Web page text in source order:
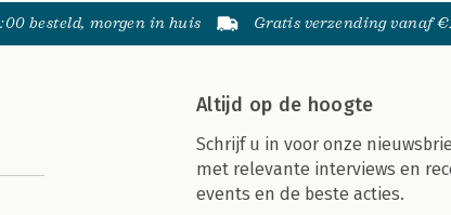
besteld, morgen in huis Gratis verzending vanaf
Altijd op de hoogte
Schrijf u in voor onze
met relevante interviews en
events en de beste acties.